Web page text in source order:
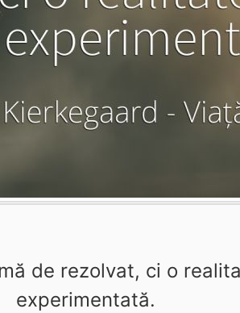
de rezolvat, ci o
experimentată.